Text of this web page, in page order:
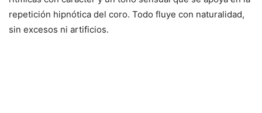
repetición hipnótica del coro. Todo fluye con naturalidad,
sin excesos ni artificios.